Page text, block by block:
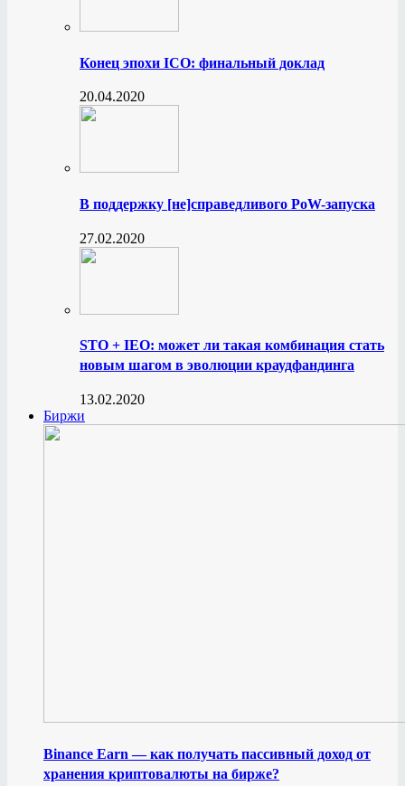
Конец эпохи ICO: финальный доклад
20.04.2020
В поддержку [не]справедливого PoW-запуска
27.02.2020
STO + IEO: может ли такая комбинация стать
новым шагом в эволюции краудфандинга
13.02.2020
Биржи
Binance Earn — как получать пассивный доход от
хранения криптовалюты на бирже?